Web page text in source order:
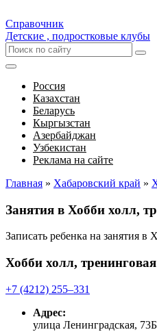
Справочник
Детские , подростковые клубы
Россия
Казахстан
Беларусь
Кыргызстан
Азербайджан
Узбекистан
Реклама на сайте
Главная » Хабаровский край »
Занятия в Хобби холл,
Записать ребенка на занятия
Хобби холл,
+7 (4212) 255‒331
Адрес:
улица Ленинградская, 73Б